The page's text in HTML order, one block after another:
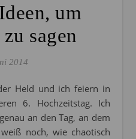
um
sagen
2014
6. Hochzeitstag. Ich
an den Tag, an dem
noch, wie chaotisch